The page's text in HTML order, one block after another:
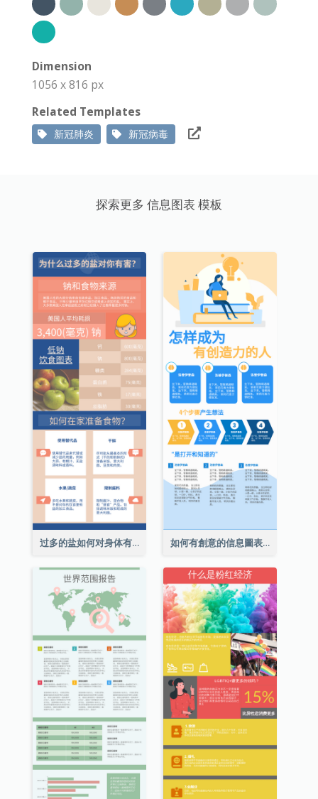
Dimension
1056 x 816 px
Related Templates
新冠肺炎 新冠病毒
探索更多 信息图表 模板
过多的盐如何对身体有害信息图表 如何有創意的信息圖表